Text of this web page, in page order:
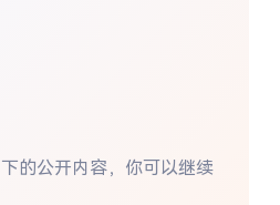
的公开内容，你可以继续